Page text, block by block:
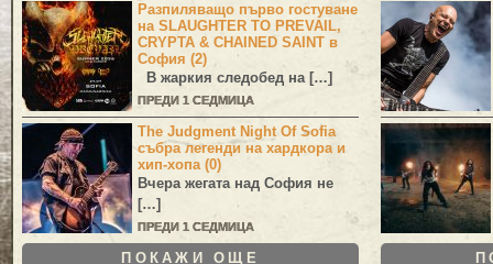
Разпиляващо първо гостуване
на SLAUGHTER TO PREVAIL,
CRYPTA & CHAINED SAINT в
София (2)
В жаркия следобед на […]
ПРЕДИ 1 СЕДМИЦА
The Judgment Night Of Sofia
събра легенди на хардкора и
хип-хопа (0)
Вчера жегата над София не
[…]
ПРЕДИ 1 СЕДМИЦА
ПОКАЖИ ОЩЕ